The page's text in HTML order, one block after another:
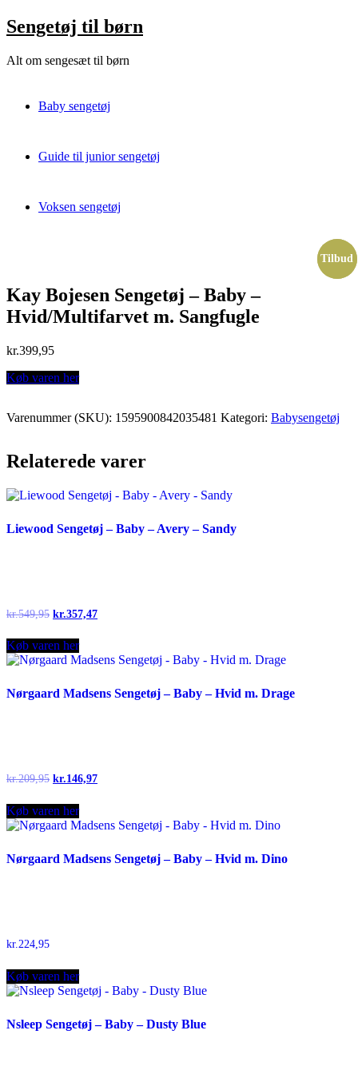
Skip
to
Sengetøj til børn
Alt om sengesæt til børn
Baby sengetøj
Guide til junior sengetøj
Voksen sengetøj
Kay Bojesen Sengetøj – Baby –
Hvid/Multifarvet m. Sangfugle
kr.399,95
Køb varen her
Varenummer (SKU): 1595900842035481 Kategori: Babysengetøj
Relaterede varer
Tilbud
Liewood Sengetøj – Baby – Avery – Sandy
kr.549,95 Original
was:
kr.549,95.
kr.357,47Current
Køb varen her
Tilbud
Nørgaard Madsens Sengetøj – Baby – Hvid m. Drage
kr.209,95 Original
was:
kr.209,95.
kr.146,97Current
Køb varen her
Nørgaard Madsens Sengetøj – Baby – Hvid m. Dino
kr.224,95
Køb varen her
Nsleep Sengetøj – Baby – Dusty Blue